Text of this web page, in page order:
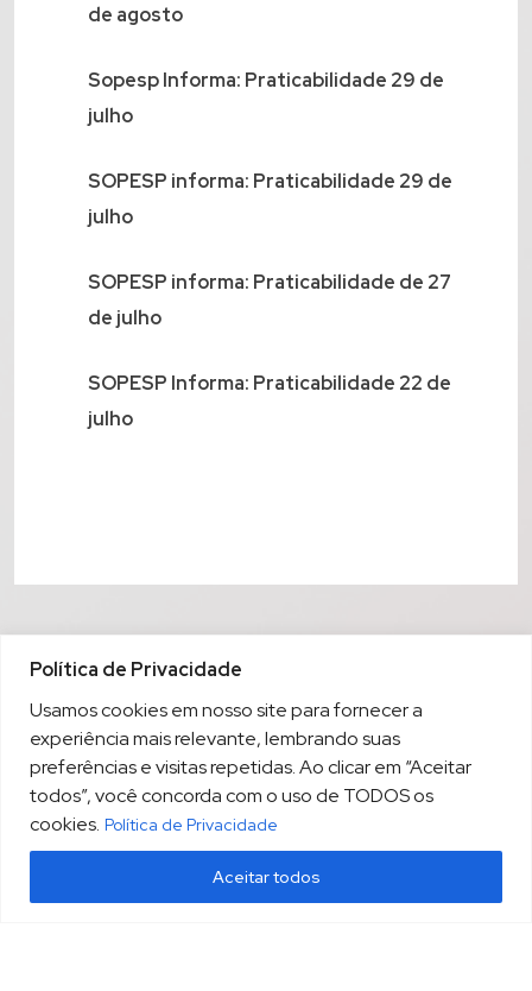
Política de Privacidade
Usamos cookies em nosso site para fornecer a
experiência mais relevante, lembrando suas
preferências e visitas repetidas. Ao clicar em “Aceitar
todos”, você concorda com o uso de TODOS os
cookies. Política de Privacidade
Aceitar todos
de agosto
Sopesp Informa: Praticabilidade 29 de
julho
SOPESP informa: Praticabilidade 29 de
julho
SOPESP informa: Praticabilidade de 27
de julho
SOPESP Informa: Praticabilidade 22 de
julho